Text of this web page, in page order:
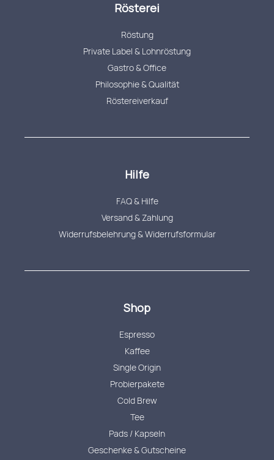
Rösterei
Röstung
Private Label & Lohnröstung
Gastro & Office
Philosophie & Qualität
Röstereiverkauf
Hilfe
FAQ & Hilfe
Versand & Zahlung
Widerrufsbelehrung & Widerrufsformular
Shop
Espresso
Kaffee
Single Origin
Probierpakete
Cold Brew
Tee
Pads / Kapseln
Geschenke & Gutscheine